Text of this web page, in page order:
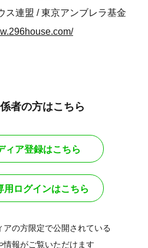
ス連盟 / 東京アンブレラ基金
者の方はこちら
ィア登録はこちら
用ログインはこちら
アの方限定で公開されている
情報がご覧いただけます